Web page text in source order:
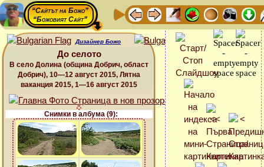
“Сайтът на Божо”
“Божовият Сайт”
Дизайнер Божо
До селото
В село Долина (община Добрич, област
Добрич), 10—12 август 2015, Лятна
ваканция 2015, 1—16 август 2015
Снимки в албума (9):